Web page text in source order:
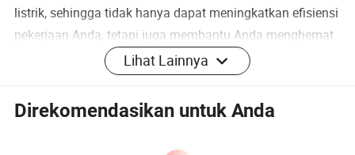
listrik, sehingga tidak hanya dapat meningkatkan efisiensi
pekerjaan Anda, tetapi juga membantu Anda menghemat
energi dan tenaga kerja. Setiap komponen harus diuji
sebelum dikirim dari pabrik.
1, RING NON-SELIP
Cincin anti selip tempa, lebih kokoh dan tahan lama,
Lihat Lainnya
Direkomendasikan untuk Anda